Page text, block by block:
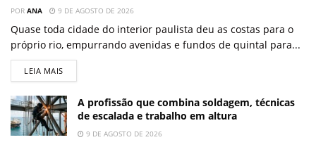
POR ANA 9 DE AGOSTO DE 2026
Quase toda cidade do interior paulista deu as costas para o
próprio rio, empurrando avenidas e fundos de quintal para...
LEIA MAIS
A profissão que combina soldagem, técnicas
de escalada e trabalho em altura
9 DE AGOSTO DE 2026